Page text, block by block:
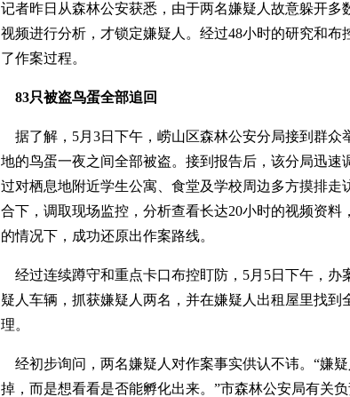
记者昨日从森林公安获悉，由于两名嫌疑人故意躲开多
视频进行分析，才锁定嫌疑人。经过48小时的研究和
了作案过程。
83只被盗鸟蛋全部追回
据了解，5月3日下午，崂山区森林公安分局接到群众
地的鸟蛋一夜之间全部被盗。接到报告后，该分局迅速
过对栖息地附近学生公寓、食堂及学校周边多方摸排走
合下，调取现场监控，分析查看长达20小时的视频资
的情况下，成功还原出作案路线。
经过连续蹲守和重点卡口布控盯防，5月5日下午，办
疑人车辆，抓获嫌疑人两名，并在嫌疑人出租屋里找到
理。
经初步询问，两名嫌疑人对作案事实供认不讳。“嫌
掉，而是想看看是否能孵化出来。”市森林公安局有关